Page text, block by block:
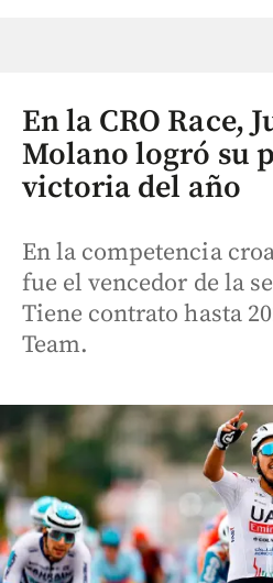
En la CRO Race,
Molano logró su
victoria del año
En la competencia
fue el vencedor de la
Tiene contrato hasta
Team.